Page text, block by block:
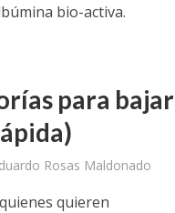
bio-activa.
para bajar
Rosas Maldonado
quieren